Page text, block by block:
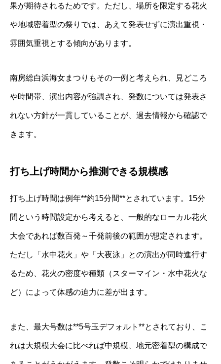
果が期待されるためです。ただし、場所を限定する花火
や地域密着型の祭りでは、あえて発表せずに演出重視・
雰囲気重視とする傾向があります。
南房総白浜海女まつりもその一例と考えられ、見どころ
や時間帯、演出内容が強調され、発数については発表さ
れない方針が一貫していることが、過去情報から確認で
きます。
打ち上げ時間から推測できる規模感
打ち上げ時間は例年**約15分間**とされています。15分
間という時間設定から考えると、一般的なローカル花火
大会であれば数百発～千発前後の範囲が想定されます。
ただし「水中花火」や「大夜泳」との演出が同時進行す
るため、花火の密度や種類（スターマイン・水中花火な
ど）によって体感の迫力に差が出ます。
また、最大号数は**5号玉デフォルト**とされており、こ
れは大規模大会に比べれば中規模、地元密着型の構成で